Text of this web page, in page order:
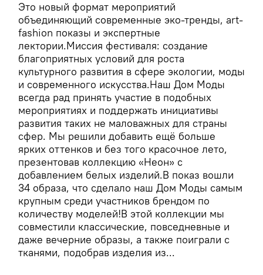
Это новый формат мероприятий
объединяющий современные эко-тренды, art-
fashion показы и экспертные
лектории.Миссия фестиваля: создание
благоприятных условий для роста
культурного развития в сфере экологии, моды
и современного искусства.Наш Дом Моды
всегда рад принять участие в подобных
мероприятиях и поддержать инициативы
развития таких не маловажных для страны
сфер. Мы решили добавить ещё больше
ярких оттенков и без того красочное лето,
презентовав коллекцию «Неон» с
добавлением белых изделий.В показ вошли
34 образа, что сделало наш Дом Моды самым
крупным среди участников брендом по
количеству моделей!В этой коллекции мы
совместили классические, повседневные и
даже вечерние образы, а также поиграли с
тканями, подобрав изделия из...